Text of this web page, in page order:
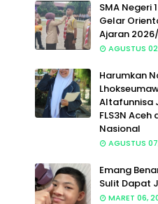
SMA Negeri
Gelar
Ajaran
AGUSTUS
Harumkan
Altafunnisa
FLS3N
Nasional
AGUSTUS
Emang
Sulit Dapat
MARET 06,